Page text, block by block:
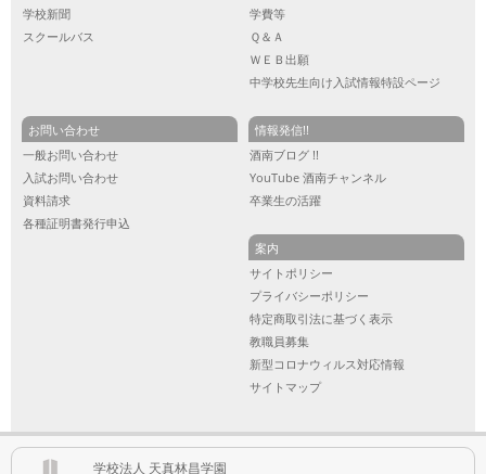
学校新聞
スクールバス
学費等
Ｑ＆Ａ
ＷＥＢ出願
中学校先生向け入試情報特設ページ
お問い合わせ
一般お問い合わせ
入試お問い合わせ
資料請求
各種証明書発行申込
情報発信!!
酒南ブログ !!
YouTube 酒南チャンネル
卒業生の活躍
案内
サイトポリシー
プライバシーポリシー
特定商取引法に基づく表示
教職員募集
新型コロナウィルス対応情報
サイトマップ
学校法人 天真林昌学園